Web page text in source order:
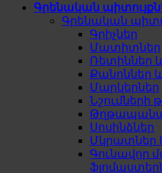
Գրենական
Գրենական
Գրիչներ
Մատիտներ
Ռետիններ և
Քանոններ
Մարկերներ
Նշումների
Սոսինձներ
Մկրատներ
Գունավոր